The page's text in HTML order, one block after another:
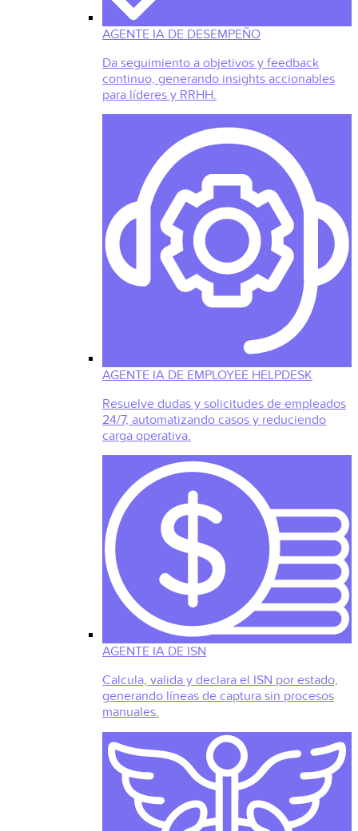
AGENTE IA DE DESEMPEÑO
Da seguimiento a objetivos y feedback
continuo, generando insights accionables
para líderes y RRHH.
AGENTE IA DE EMPLOYEE HELPDESK
Resuelve dudas y solicitudes de empleados
24/7, automatizando casos y reduciendo
carga operativa.
AGENTE IA DE ISN
Calcula, valida y declara el ISN por estado,
generando líneas de captura sin procesos
manuales.